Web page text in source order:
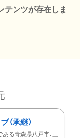
テンツが存在しま
（承継）
る青森県八戸市、三